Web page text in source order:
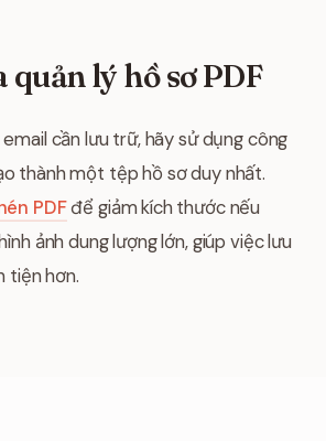
quản lý hồ sơ PDF
cần lưu trữ, hãy sử dụng công
thành một tệp hồ sơ duy nhất.
PDFđể giảm kích thước nếu
ảnh dung lượng lớn, giúp việc lưu
tiện hơn.